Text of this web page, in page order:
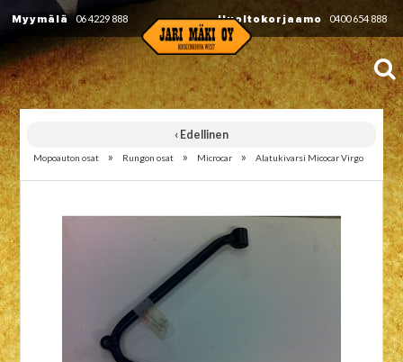
Myymälä 06 4229 888 Huoltokorjaamo 0400 654 888
‹ Edellinen
Mopoauton osat » Rungon osat » Microcar » Alatukivarsi Micocar Virgo